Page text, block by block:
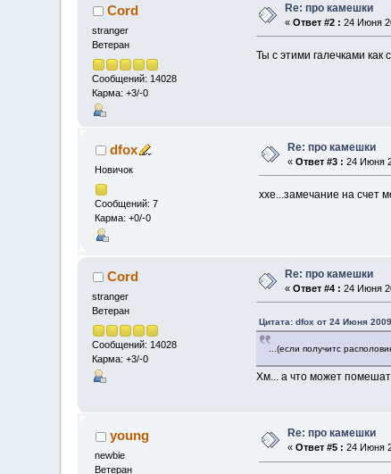
Cord
stranger
Ветеран
Сообщений: 14028
Карма: +3/-0
Re: про камешки
«Ответ #2 : 24 Июня
Ты с этими галечками
dfox
Новичок
Сообщений: 7
Карма: +0/-0
Re: про камешки
«Ответ #3 : 24 Июня
ххе...замечание на счет
Cord
stranger
Ветеран
Сообщений: 14028
Карма: +3/-0
Re: про камешки
«Ответ #4 : 24 Июня
Цитата: dfox от 24 Июня
...(если получитс
Хм... а что может
young
newbie
Ветеран
Re: про камешки
«Ответ #5 : 24 Июня